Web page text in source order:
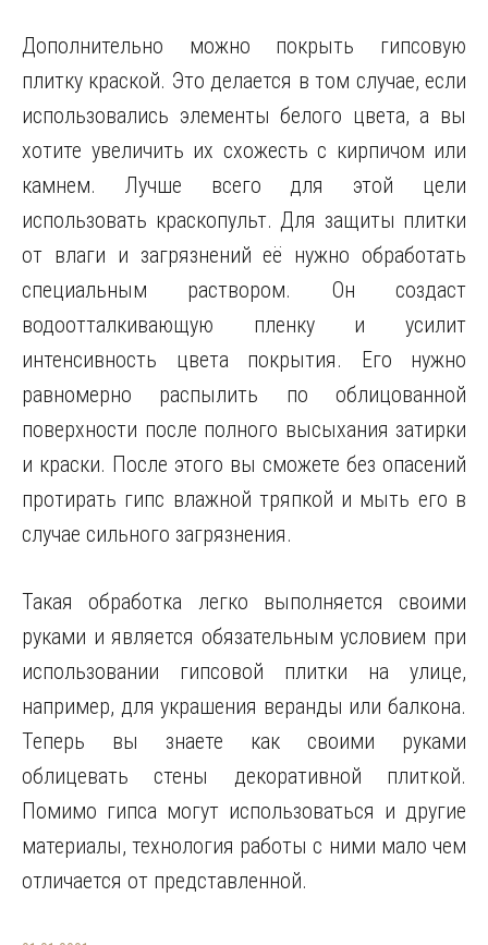
Дополнительно можно покрыть гипсовую
плитку краской. Это делается в том случае, если
использовались элементы белого цвета, а вы
хотите увеличить их схожесть с кирпичом или
камнем. Лучше всего для этой цели
использовать краскопульт. Для защиты плитки
от влаги и загрязнений её нужно обработать
специальным раствором. Он создаст
водоотталкивающую пленку и усилит
интенсивность цвета покрытия. Его нужно
равномерно распылить по облицованной
поверхности после полного высыхания затирки
и краски. После этого вы сможете без опасений
протирать гипс влажной тряпкой и мыть его в
случае сильного загрязнения.
Такая обработка легко выполняется своими
руками и является обязательным условием при
использовании гипсовой плитки на улице,
например, для украшения веранды или балкона.
Теперь вы знаете как своими руками
облицевать стены декоративной плиткой.
Помимо гипса могут использоваться и другие
материалы, технология работы с ними мало чем
отличается от представленной.